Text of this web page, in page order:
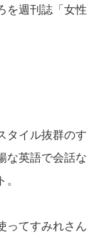
を週刊誌「女性
タイル抜群のす
な英語で会話な
ってすみれさん